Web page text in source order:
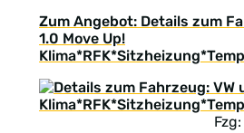
Zum Angebot: Details zum
1.0 Move Up!